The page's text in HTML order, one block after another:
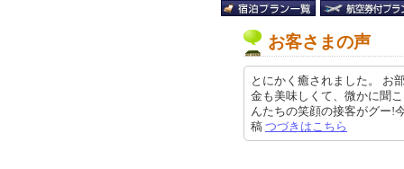
お客さまの声
とにかく癒されました。 お
金も美味しくて、微かに聞
んたちの笑顔の接客がグー
稿 つづきはこちら